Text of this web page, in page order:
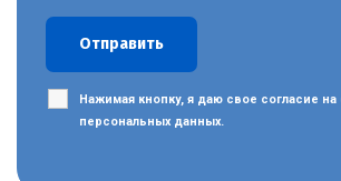
Нажимая кнопку, я даю свое согласие на
персональных данных.